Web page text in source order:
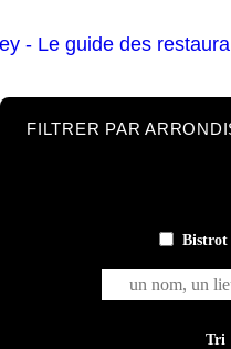
FILTRER PAR
Bistrot
un nom, un lieu, un
Tri